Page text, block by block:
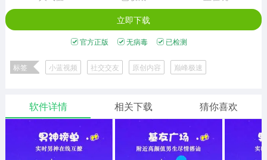
手游辅助
1959款应用
二次元
模拟经营
传奇手游
仙侠手游
485款应用
手赚网赚
446款应用
绝地求生
34款应用
立即下载
官方正版 无病毒 已检测
标签 小蓝视频 社交交友 原创内容
巅峰极速
软件详情 相关下载 猜你喜欢